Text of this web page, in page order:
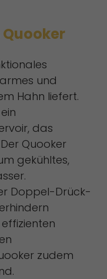
und
Hahn liefert.
das
Quooker
gekühltes,
Doppel-Drück-
zudem